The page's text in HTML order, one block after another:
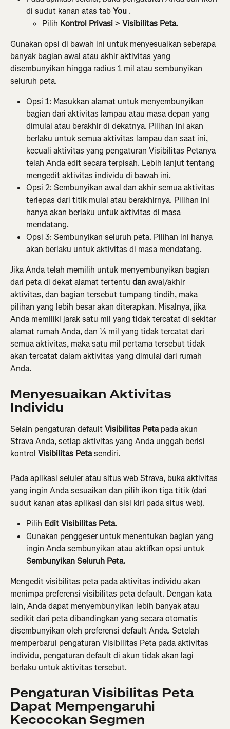
di sudut kanan atas tab You .
Pilih Kontrol Privasi > Visibilitas Peta.
Gunakan opsi di bawah ini untuk menyesuaikan seberapa
banyak bagian awal atau akhir aktivitas yang
disembunyikan hingga radius 1 mil atau sembunyikan
seluruh peta.
Opsi 1: Masukkan alamat untuk menyembunyikan
bagian dari aktivitas lampau atau masa depan yang
dimulai atau berakhir di dekatnya. Pilihan ini akan
berlaku untuk semua aktivitas lampau dan saat ini,
kecuali aktivitas yang pengaturan Visibilitas Petanya
telah Anda edit secara terpisah. Lebih lanjut tentang
mengedit aktivitas individu di bawah ini.
Opsi 2: Sembunyikan awal dan akhir semua aktivitas
terlepas dari titik mulai atau berakhirnya. Pilihan ini
hanya akan berlaku untuk aktivitas di masa
mendatang.
Opsi 3: Sembunyikan seluruh peta. Pilihan ini hanya
akan berlaku untuk aktivitas di masa mendatang.
Jika Anda telah memilih untuk menyembunyikan bagian
dari peta di dekat alamat tertentu dan awal/akhir
aktivitas, dan bagian tersebut tumpang tindih, maka
pilihan yang lebih besar akan diterapkan. Misalnya, jika
Anda memiliki jarak satu mil yang tidak tercatat di sekitar
alamat rumah Anda, dan ⅛ mil yang tidak tercatat dari
semua aktivitas, maka satu mil pertama tersebut tidak
akan tercatat dalam aktivitas yang dimulai dari rumah
Anda.
Menyesuaikan Aktivitas
Individu
Selain pengaturan default Visibilitas Peta pada akun
Strava Anda, setiap aktivitas yang Anda unggah berisi
kontrol Visibilitas Peta sendiri.
Pada aplikasi seluler atau situs web Strava, buka aktivitas
yang ingin Anda sesuaikan dan pilih ikon tiga titik (dari
sudut kanan atas aplikasi dan sisi kiri pada situs web).
Pilih Edit Visibilitas Peta.
Gunakan penggeser untuk menentukan bagian yang
ingin Anda sembunyikan atau aktifkan opsi untuk
Sembunyikan Seluruh Peta.
Mengedit visibilitas peta pada aktivitas individu akan
menimpa preferensi visibilitas peta default. Dengan kata
lain, Anda dapat menyembunyikan lebih banyak atau
sedikit dari peta dibandingkan yang secara otomatis
disembunyikan oleh preferensi default Anda. Setelah
memperbarui pengaturan Visibilitas Peta pada aktivitas
individu, pengaturan default di akun tidak akan lagi
berlaku untuk aktivitas tersebut.
Pengaturan Visibilitas Peta
Dapat Mempengaruhi
Kecocokan Segmen